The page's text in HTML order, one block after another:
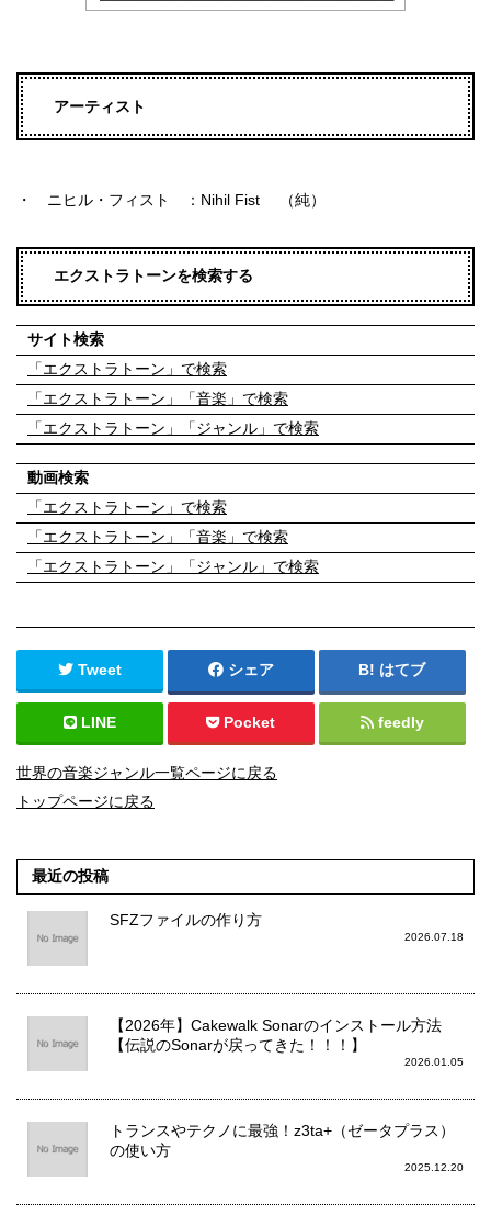
アーティスト
・ ニヒル・フィスト ：Nihil Fist （純）
エクストラトーンを検索する
サイト検索
「エクストラトーン」で検索
「エクストラトーン」「音楽」で検索
「エクストラトーン」「ジャンル」で検索
動画検索
「エクストラトーン」で検索
「エクストラトーン」「音楽」で検索
「エクストラトーン」「ジャンル」で検索
Tweet シェア はてブ
LINE Pocket feedly
世界の音楽ジャンル一覧ページに戻る
トップページに戻る
最近の投稿
SFZファイルの作り方
2026.07.18
【2026年】Cakewalk Sonarのインストール方法
【伝説のSonarが戻ってきた！！！】
2026.01.05
トランスやテクノに最強！z3ta+（ゼータプラス）
の使い方
2025.12.20